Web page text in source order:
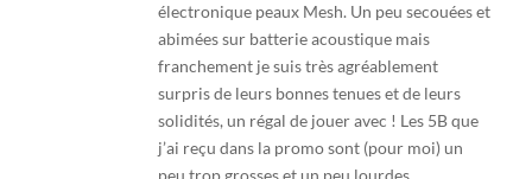
électronique peaux Mesh. Un peu secouées et
abimées sur batterie acoustique mais
franchement je suis très agréablement
surpris de leurs bonnes tenues et de leurs
solidités, un régal de jouer avec ! Les 5B que
j’ai reçu dans la promo sont (pour moi) un